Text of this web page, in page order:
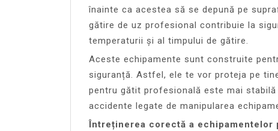
înainte ca acestea să se depună pe
gătire de uz profesional contribuie la
temperaturii și al timpului de gătire.
Aceste echipamente sunt construite
siguranță. Astfel, ele te vor proteja pe
pentru gătit profesională este mai
accidente legate de manipularea
Întreținerea corectă a echipamentelor